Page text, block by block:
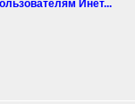
Инет...